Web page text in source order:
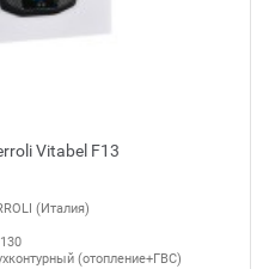
Vitabel F13
(Италия)
(отопление+ГВС)